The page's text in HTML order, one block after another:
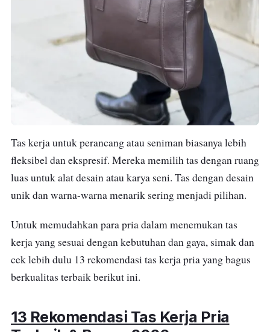
Tas kerja untuk perancang atau seniman biasanya lebih
fleksibel dan ekspresif. Mereka memilih tas dengan ruang
luas untuk alat desain atau karya seni. Tas dengan desain
unik dan warna-warna menarik sering menjadi pilihan.
Untuk memudahkan para pria dalam menemukan tas
kerja yang sesuai dengan kebutuhan dan gaya, simak dan
cek lebih dulu 13 rekomendasi tas kerja pria yang bagus
berkualitas terbaik berikut ini.
13 Rekomendasi Tas Kerja Pria